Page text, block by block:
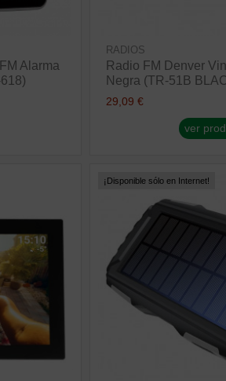
Alarma
RADIOS
Radio FM Denver
Negra (TR-51B
29,09 €
ver
¡Disponible sólo en Internet!